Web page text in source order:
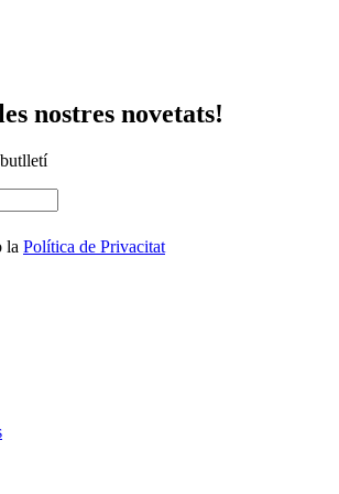
nostres novetats!
la Política de Privacitat